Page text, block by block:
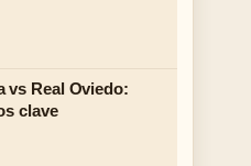
vs Real Oviedo:
clave